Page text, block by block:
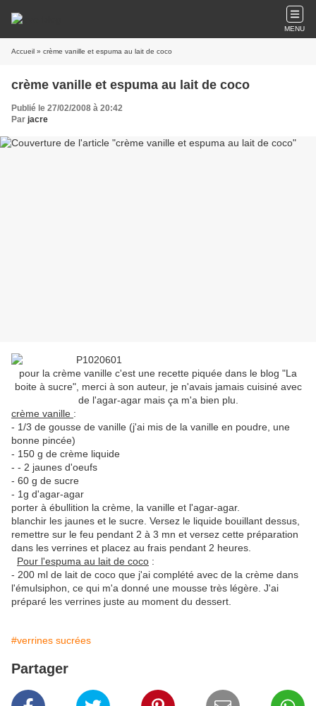
MENU
Accueil » crème vanille et espuma au lait de coco
crème vanille et espuma au lait de coco
Publié le 27/02/2008 à 20:42
Par jacre
pour la crème vanille c'est une recette piquée dans le blog "La
boite à sucre", merci à son auteur, je n'avais jamais cuisiné avec
de l'agar-agar mais ça m'a bien plu.
crème vanille :
- 1/3 de gousse de vanille (j'ai mis de la vanille en poudre, une
bonne pincée)
- 150 g de crème liquide
- - 2 jaunes d'oeufs
- 60 g de sucre
- 1g d'agar-agar
porter à ébullition la crème, la vanille et l'agar-agar.
blanchir les jaunes et le sucre. Versez le liquide bouillant dessus,
remettre sur le feu pendant 2 à 3 mn et versez cette préparation
dans les verrines et placez au frais pendant 2 heures.
Pour l'espuma au lait de coco :
- 200 ml de lait de coco que j'ai complété avec de la crème dans
l'émulsiphon, ce qui m'a donné une mousse très légère. J'ai
préparé les verrines juste au moment du dessert.
#verrines sucrées
Partager